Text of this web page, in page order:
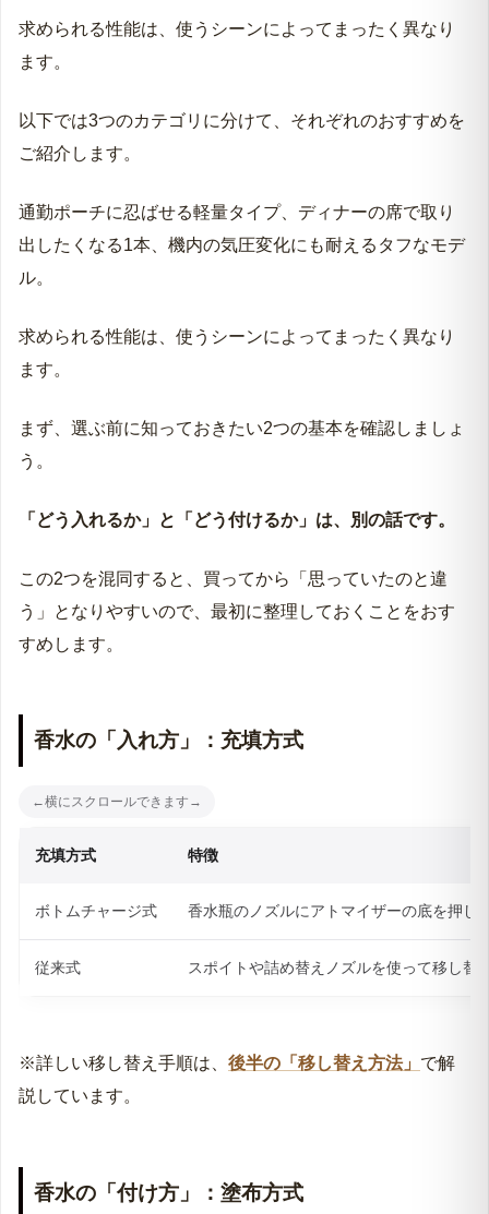
Q3｜アトマイザーに移した香水はどれくらい長持
Q4｜ポーチの中で勝手にスプレーされてしまうの
りますか？
まとめ｜お気に入りの香りを持ち歩いて毎日を少し
求められる性能は、使うシーンによってまったく異なり
ます。
以下では3つのカテゴリに分けて、それぞれのおすすめを
ご紹介します。
通勤ポーチに忍ばせる軽量タイプ、ディナーの席で取り
出したくなる1本、機内の気圧変化にも耐えるタフなモデ
ル。
求められる性能は、使うシーンによってまったく異なり
ます。
まず、選ぶ前に知っておきたい2つの基本を確認しましょ
う。
「どう入れるか」と「どう付けるか」は、別の話です。
この2つを混同すると、買ってから「思っていたのと違
う」となりやすいので、最初に整理しておくことをおす
すめします。
香水の「入れ方」：充填方式
充填方式 特徴
ボトムチャージ式 香水瓶のノズルにアトマイザーの底を押し
従来式 スポイトや詰め替えノズルを使って移し替
※詳しい移し替え手順は、 後半の「移し替え方法」 で解
説しています。
香水の「付け方」：塗布方式